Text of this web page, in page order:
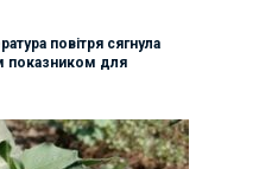
повітря сягнула
показником для